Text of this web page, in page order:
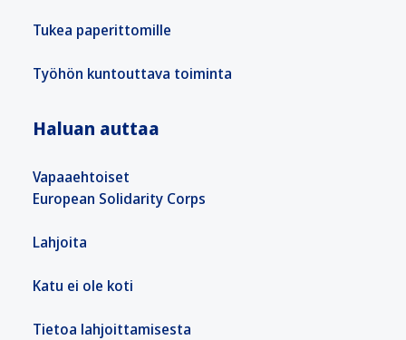
Tukea paperittomille
Työhön kuntouttava toiminta
Haluan auttaa
Vapaaehtoiset
European Solidarity Corps
Lahjoita
Katu ei ole koti
Tietoa lahjoittamisesta